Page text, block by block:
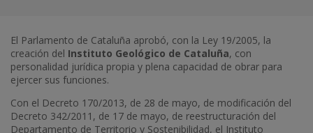
El Parlamento de Cataluña aprobó, con la Ley 19/2005, la
creación del Instituto Geológico de Cataluña, con
personalidad jurídica propia y plena capacidad de obrar para
ejercer sus funciones.
Con el Decreto 170/2013, de 28 de mayo, de modificación del
Decreto 342/2011, de 17 de mayo, de reestructuración del
Departamento de Territorio y Sostenibilidad, el Instituto